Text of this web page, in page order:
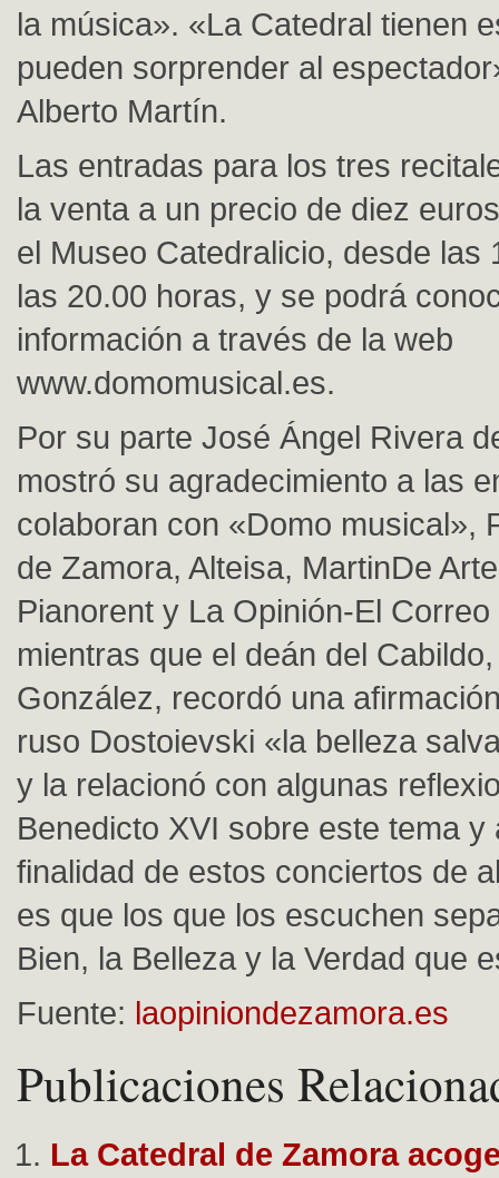
la música». «La Catedral tienen
pueden sorprender al
Alberto Martín.
Las entradas para los tres
la venta a un precio de diez
el Museo Catedralicio, desde las
las 20.00 horas, y se podrá
información a través de la web
www.domomusical.es.
Por su parte José Ángel Rivera
mostró su agradecimiento a las
colaboran con «Domo musical»,
de Zamora, Alteisa, MartinDe
Pianorent y La Opinión-El
mientras que el deán del
González, recordó una
ruso Dostoievski «la belleza
y la relacionó con algunas
Benedicto XVI sobre este tema y
finalidad de estos conciertos de
es que los que los escuchen
Bien, la Belleza y la Verdad que
Fuente: laopiniondezamora.es
Publicaciones
La Catedral de Zamora